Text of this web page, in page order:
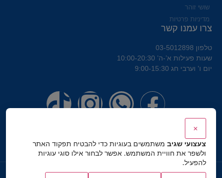
שושי זוהר
מדיניות פרטיות
צרו עמנו קשר
טלפון 03-5012898
שעות פעילות א’-ה’ 10:00-20:30
יום ו' וערבי חג 9:00-15:30
×
צעצועי שגיב משתמשים בעוגיות כדי להבטיח תפקוד האתר
ולשפר את חוויית המשתמש. אפשר לבחור אילו סוגי עוגיות
להפעיל.